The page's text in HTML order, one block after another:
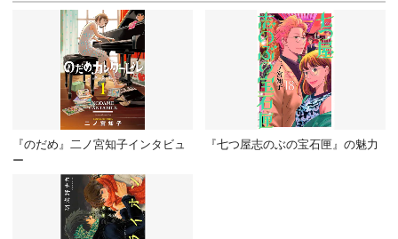
『のだめ』二ノ宮知子インタビュ
ー
『七つ屋志のぶの宝石匣』の魅力